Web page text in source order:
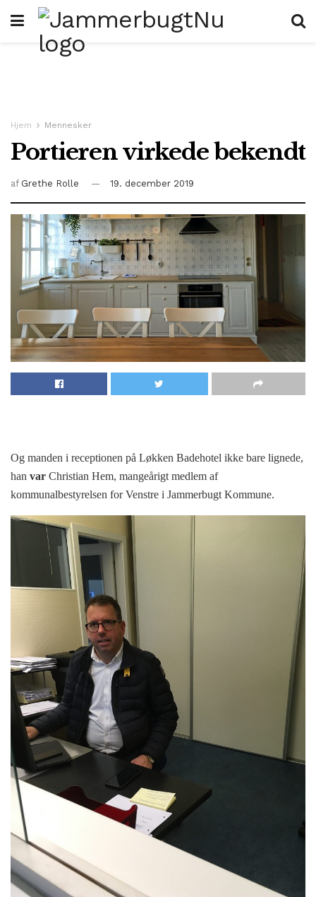
Hjem Mennesker
Portieren virkede bekendt
af Grethe Rolle 19. december 2019
Og manden i receptionen på Løkken Badehotel ikke bare lignede,
han var Christian Hem, mangeårigt medlem af
kommunalbestyrelsen for Venstre i Jammerbugt Kommune.